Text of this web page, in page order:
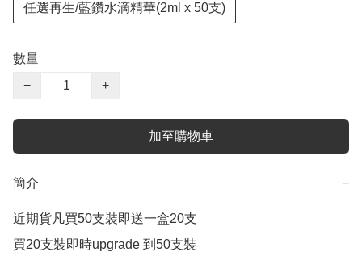
任選再生/藍鑽水滴精華(2ml x 50支)
數量
−
+
加至購物車
簡介 −
近期貨凡買50支裝即送一盒20支
買20支裝即時upgrade 到50支裝